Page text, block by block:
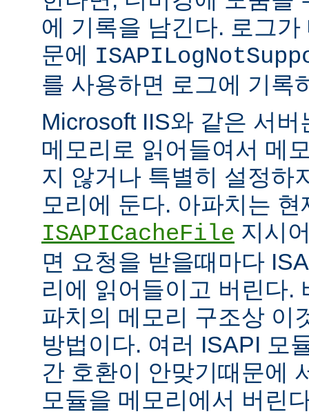
에 기록을 남긴다. 로그
문에
를 사용하면 로그에 기록
Microsoft IIS와 같은 서
메모리로 읽어들여서 메
지 않거나 특별히 설정하
모리에 둔다. 아파치는 현
ISAPICacheFile 지시
면 요청을 받을때마다
리에 읽어들이고 버린다.
파치의 메모리 구조상 이
방법이다. 여러 ISAPI 모
간 호환이 안맞기때문에
모듈을 메모리에서 버린